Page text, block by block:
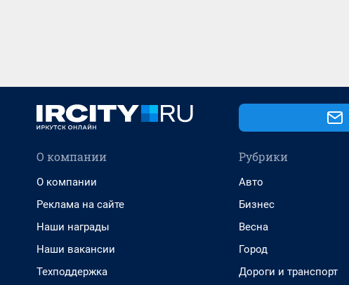
О компании
О компании
Реклама на сайте
Наши награды
Наши вакансии
Техподдержка
Рубрики
Авто
Бизнес
Весна
Город
Дороги и транспорт